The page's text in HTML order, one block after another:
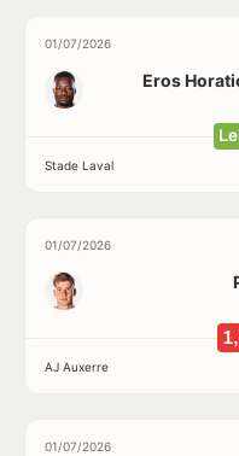
01/07/2026
Eros
Stade Laval
01/07/2026
AJ Auxerre
01/07/2026